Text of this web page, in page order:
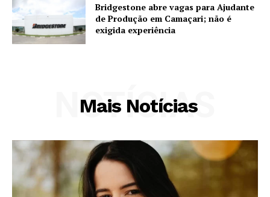
Bridgestone abre vagas para Ajudante
de Produção em Camaçari; não é
exigida experiência
Mais Notícias
NOTÍCIAS